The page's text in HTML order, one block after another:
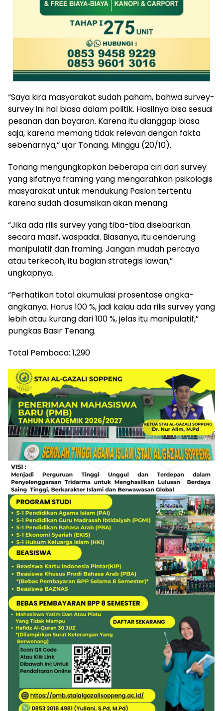
“Saya kira masyarakat sudah paham, bahwa survey-
survey ini hal biasa dalam politik. Hasilnya bisa sesuai
pesanan dan bayaran. Karena itu dianggap biasa
saja, karena memang tidak relevan dengan fakta
sebenarnya,” ujar Tonang. Minggu (20/10).
Tonang mengungkapkan beberapa ciri dari survey
yang sifatnya framing yang mengarahkan psikologis
masyarakat untuk mendukung Paslon tertentu
karena sudah diasumsikan akan menang.
“Jika ada rilis survey yang tiba-tiba disebarkan
secara masif, waspadai. Biasanya, itu cenderung
manipulatif dan framing. Jangan mudah percaya
atau terkecoh, itu bagian strategis lawan,”
ungkapnya.
“Perhatikan total akumulasi prosentase angka-
angkanya. Harus 100 %, jadi kalau ada rilis survey yang
lebih atau kurang dari 100 %, jelas itu manipulatif,”
pungkas Basir Tenang.
Total Pembaca: 1,290